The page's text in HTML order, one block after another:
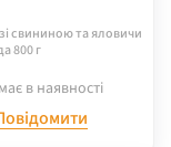
свининою та яловичи
800 г
в наявності